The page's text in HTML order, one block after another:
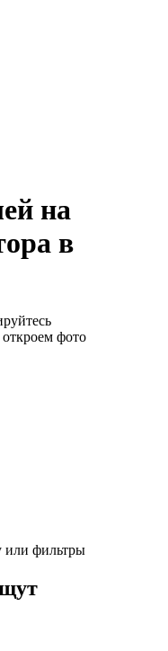
на
в
фото
или фильтры